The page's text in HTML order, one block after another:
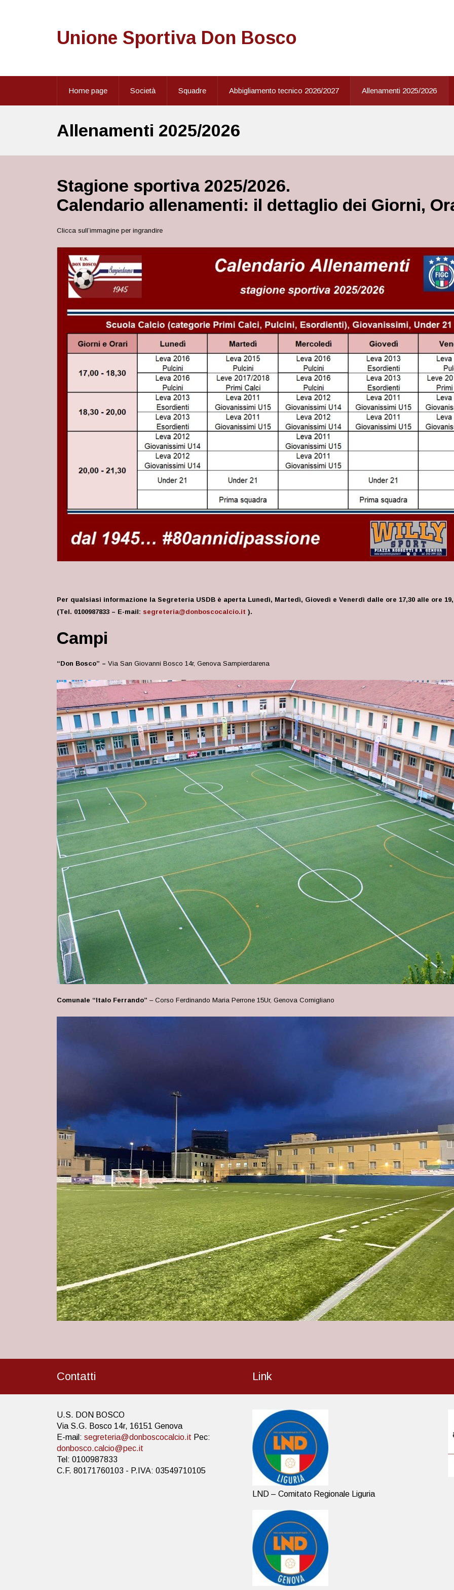
Unione Sportiva Don Bosco
Home page Società Squadre Abbigliamento tecnico 2026/2027 Allenamenti 2025/2026
Allenamenti 2025/2026
Stagione sportiva 2025/2026.
Calendario allenamenti: il dettaglio dei Giorni,
Clicca sull’immagine per ingrandire
Per qualsiasi informazione la Segreteria USDB è aperta Lunedì, Martedì, Giovedì e Venerdì dalle ore 17,30 alle ore
(Tel. 0100987833 – E-mail: segreteria@donboscocalcio.it ).
Campi
“Don Bosco” – Via San Giovanni Bosco 14r, Genova Sampierdarena
Comunale “Italo Ferrando” – Corso Ferdinando Maria Perrone 15Ur, Genova Cornigliano
Contatti
U.S. DON BOSCO
Via S.G. Bosco 14r, 16151 Genova
E-mail: segreteria@donboscocalcio.it Pec:
donbosco.calcio@pec.it
Tel: 0100987833
C.F. 80171760103 - P.IVA: 03549710105
Link
LND – Comitato Regionale Liguria